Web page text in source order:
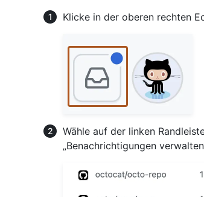
Klicke in der oberen rechten
Wähle auf der linken
„Benachrichtigungen